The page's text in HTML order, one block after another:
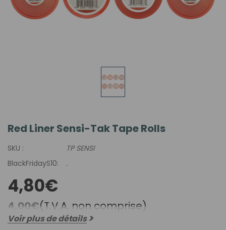
Red Liner Sensi-Tak Tape Rolls
SKU :
TP SENSI
BlackFridayS10:
.
4,80€
4,00€(T.V.A. non comprise)
Voir plus de détails